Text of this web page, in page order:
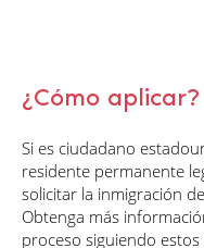
¿Cómo aplicar?
​Si es ciudadano
residente permanente
solicitar la inmigración
Obtenga más
proceso siguiendo estos